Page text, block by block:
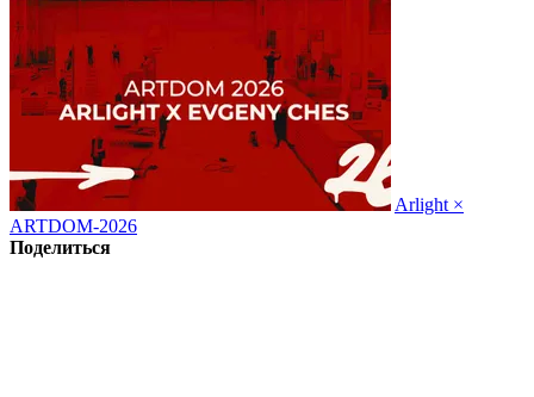
Arlight ×
ARTDOM-2026
Поделиться